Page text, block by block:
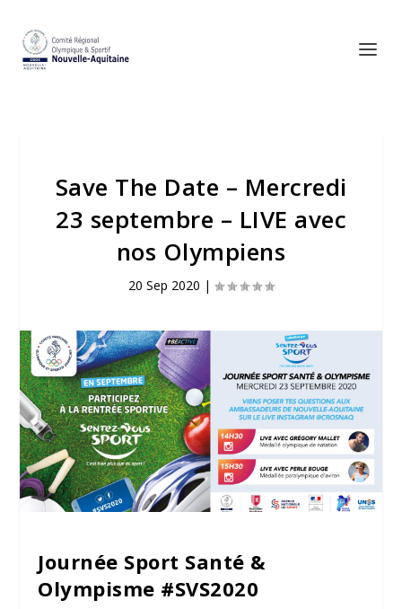
Save The Date – Mercredi
23 septembre – LIVE avec
nos Olympiens
20 Sep 2020 |
Journée Sport Santé &
Olympisme #SVS2020